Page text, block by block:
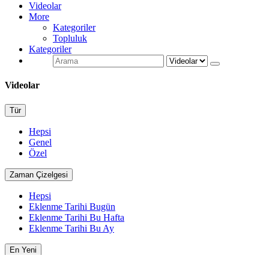
Videolar
More
Kategoriler
Topluluk
Kategoriler
Videolar
Tür
Hepsi
Genel
Özel
Zaman Çizelgesi
Hepsi
Eklenme Tarihi Bugün
Eklenme Tarihi Bu Hafta
Eklenme Tarihi Bu Ay
En Yeni